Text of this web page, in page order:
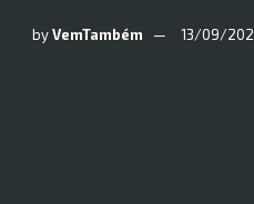
byVemTambém 13/09/